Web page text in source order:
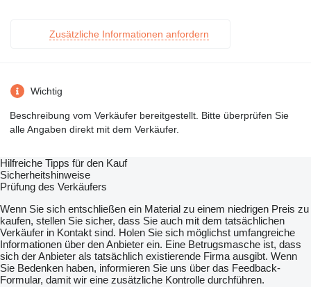
Zusätzliche Informationen anfordern
Wichtig
Beschreibung vom Verkäufer bereitgestellt. Bitte überprüfen Sie
alle Angaben direkt mit dem Verkäufer.
Hilfreiche Tipps für den Kauf
Sicherheitshinweise
Prüfung des Verkäufers
Wenn Sie sich entschließen ein Material zu einem niedrigen Preis zu
kaufen, stellen Sie sicher, dass Sie auch mit dem tatsächlichen
Verkäufer in Kontakt sind. Holen Sie sich möglichst umfangreiche
Informationen über den Anbieter ein. Eine Betrugsmasche ist, dass
sich der Anbieter als tatsächlich existierende Firma ausgibt. Wenn
Sie Bedenken haben, informieren Sie uns über das Feedback-
Formular, damit wir eine zusätzliche Kontrolle durchführen.